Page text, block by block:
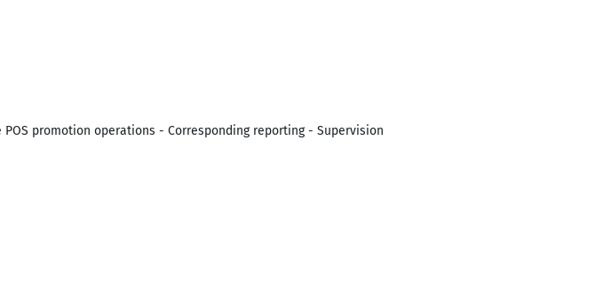
promotion operations - Corresponding reporting - Supervision